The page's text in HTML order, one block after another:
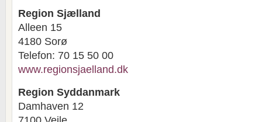
Region Sjælland
Alleen 15
4180 Sorø
Telefon: 70 15 50 00
www.regionsjaelland.dk
Region Syddanmark
Damhaven 12